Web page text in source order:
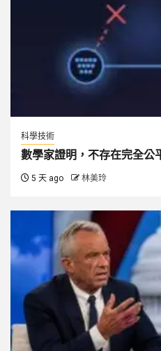
科學技術
數學家證明，不存在完全公
5 天 ago 林美玲